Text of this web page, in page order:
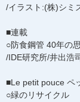
/イラスト:(株)シミ
■連載
○防食鋼管 40年の
/IDE研究所/井出浩
■Le petit pouce ペ
○緑のリサイクル